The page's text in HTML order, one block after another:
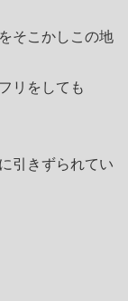
そこかしこの地
リをしても
引きずられてい